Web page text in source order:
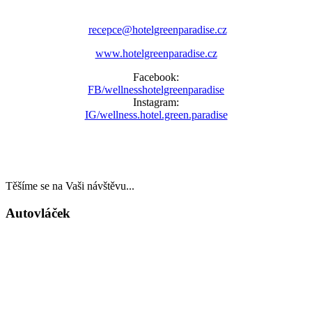
recepce@hotelgreenparadise.cz
www.hotelgreenparadise.cz
Facebook:
FB/wellnesshotelgreenparadise
Instagram:
IG/wellness.hotel.green.paradise
Těšíme se na Vaši návštěvu...
Autovláček